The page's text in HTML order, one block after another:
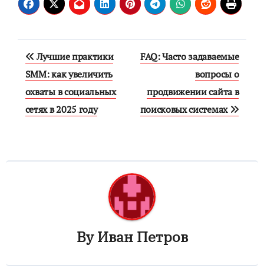
Навигация
по
записям
Лучшие практики
SMM: как увеличить
охваты в социальных
сетях в 2025 году
FAQ: Часто задаваемые
вопросы о
продвижении сайта в
поисковых системах
ByИван Петров